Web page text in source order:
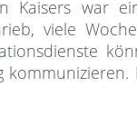
Kaisers war
viele